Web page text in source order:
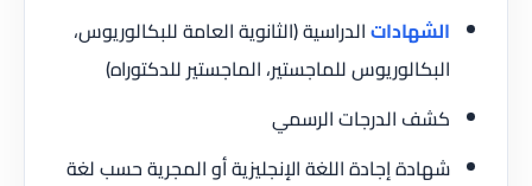
الشهاداتالدراسية (الثانوية العامة للبكالوريوس،
البكالوريوس للماجستير، الماجستير للدكتوراه)
كشف الدرجات الرسمي
شهادة إجادة اللغة الإنجليزية أو المجرية حسب لغة